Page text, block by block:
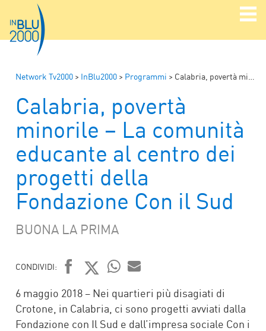
Network Tv2000 > InBlu2000 > Programmi > Calabria, povertà minorile – La comunità educante al centro dei progetti della Fondazione Con il Sud
Calabria, povertà
minorile – La comunità
educante al centro dei
progetti della
Fondazione Con il Sud
BUONA LA PRIMA
CONDIVIDI:
FACEBOOK
TWITTER
WHATSAPP
MAIL
6 maggio 2018 – Nei quartieri più disagiati di
Crotone, in Calabria, ci sono progetti avviati dalla
Fondazione con Il Sud e dall’impresa sociale Con i